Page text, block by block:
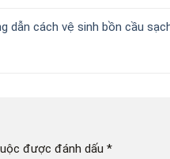
dẫn cách vệ sinh bồn cầu
được đánh dấu *